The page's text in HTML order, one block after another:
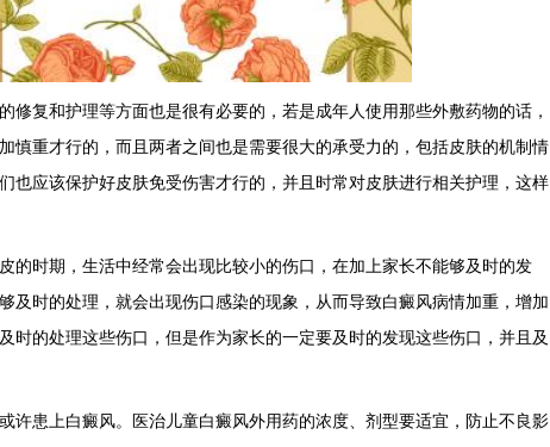
复和护理等方面也是很有必要的，若是成年人使用那些外敷药物的话，
慎重才行的，而且两者之间也是需要很大的承受力的，包括皮肤的机制情
也应该保护好皮肤免受伤害才行的，并且时常对皮肤进行相关护理，这样
时期，生活中经常会出现比较小的伤口，在加上家长不能够及时的发
及时的处理，就会出现伤口感染的现象，从而导致白癜风病情加重，增加
时的处理这些伤口，但是作为家长的一定要及时的发现这些伤口，并且及
患上白癜风。医治儿童白癜风外用药的浓度、剂型要适宜，防止不良影